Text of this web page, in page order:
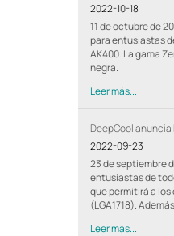
2022-10-18
11 de octubre de
para entusiastas
AK400. La gama
negra.
Leer más...
DeepCool
2022-09-23
23 de septiembre
entusiastas de
que permitirá a
(LGA1718).
Leer más...